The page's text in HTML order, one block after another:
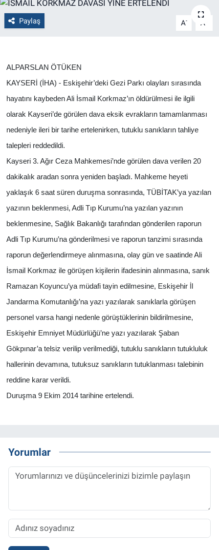
Paylaş A- A
ALPARSLAN ÖTÜKEN
KAYSERİ (İHA) - Eskişehir’deki Gezi Parkı olayları sırasında
hayatını kaybeden Ali İsmail Korkmaz’ın öldürülmesi ile ilgili
olarak Kayseri’de görülen dava eksik evrakların tamamlanması
nedeniyle ileri bir tarihe ertelenirken, tutuklu sanıkların tahliye
talepleri reddedildi.
Kayseri 3. Ağır Ceza Mahkemesi’nde görülen dava verilen 20
dakikalık aradan sonra yeniden başladı. Mahkeme heyeti
yaklaşık 6 saat süren duruşma sonrasında, TÜBİTAK’ya yazılan
yazının beklenmesi, Adli Tıp Kurumu’na yazılan yazının
beklenmesine, Sağlık Bakanlığı tarafından gönderilen raporun
Adli Tıp Kurumu’na gönderilmesi ve raporun tanzimi sırasında
raporun değerlendirmeye alınmasına, olay gün ve saatinde Ali
İsmail Korkmaz ile görüşen kişilerin ifadesinin alınmasına, sanık
Ramazan Koyuncu’ya müdafi tayin edilmesine, Eskişehir İl
Jandarma Komutanlığı’na yazı yazılarak sanıklarla görüşen
personel varsa hangi nedenle görüştüklerinin bildirilmesine,
Eskişehir Emniyet Müdürlüğü’ne yazı yazılarak Şaban
Gökpınar’a telsiz verilip verilmediği, tutuklu sanıkların tutukluluk
hallerinin devamına, tutuksuz sanıkların tutuklanması talebinin
reddine karar verildi.
Duruşma 9 Ekim 2014 tarihine ertelendi.
Yorumlar
Bilecik
Genel
Yerel
Magazin
Bilim ve Teknoloji